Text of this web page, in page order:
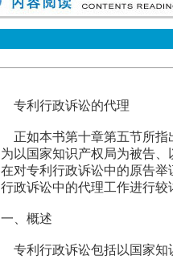
专利行政诉讼的代理
正如本书第十章第五节所
为以国家知识产权局为被告
在对专利行政诉讼中的原告
行政诉讼中的代理工作进行较
一、概述
专利行政诉讼包括以国家